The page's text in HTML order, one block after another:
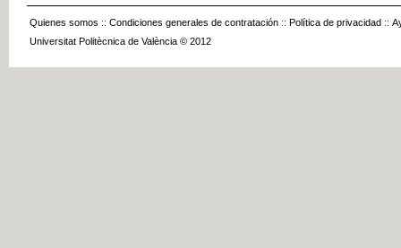
Quienes somos :: Condiciones generales de contratación :: Política de privacidad ::
Universitat Politècnica de València © 2012